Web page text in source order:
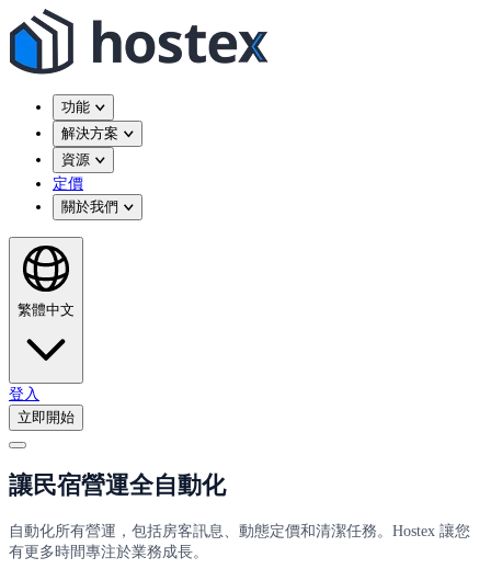
功能
解決方案
資源
定價
關於我們
繁體中文
登入
立即開始
讓民宿營運全自動化
自動化所有營運，包括房客訊息、動態定價和清潔任務。Hostex 讓您
有更多時間專注於業務成長。